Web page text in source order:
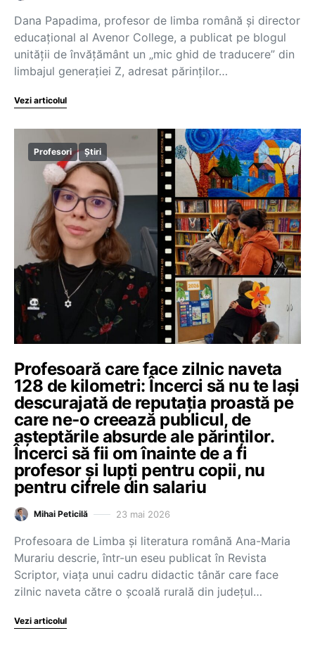
Dana Papadima, profesor de limba română și director
educațional al Avenor College, a publicat pe blogul
unității de învățământ un „mic ghid de traducere” din
limbajul generației Z, adresat părinților…
Vezi articolul
Profesori Știri
Profesoară care face zilnic naveta
128 de kilometri: Încerci să nu te lași
descurajată de reputația proastă pe
care ne‑o creează publicul, de
așteptările absurde ale părinților.
Încerci să fii om înainte de a fi
profesor și lupți pentru copii, nu
pentru cifrele din salariu
Mihai Peticilă 23 mai 2026
Profesoara de Limba și literatura română Ana-Maria
Murariu descrie, într-un eseu publicat în Revista
Scriptor, viața unui cadru didactic tânăr care face
zilnic naveta către o școală rurală din județul…
Vezi articolul